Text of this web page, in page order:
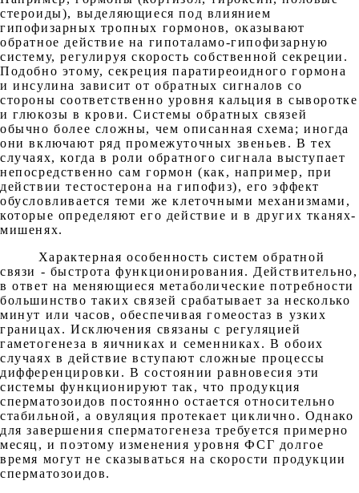
стероиды), выделяющиеся под влиянием
гипофизарных тропных гормонов, оказывают
обратное действие на гипоталамо-гипофизарную
систему, регулируя скорость собственной секреции.
Подобно этому, секреция паратиреоидного гормона
и инсулина зависит от обратных сигналов со
стороны соответственно уровня кальция в сыворотке
и глюкозы в крови. Системы обратных связей
обычно более сложны, чем описанная схема; иногда
они включают ряд промежуточных звеньев. В тех
случаях, когда в роли обратного сигнала выступает
непосредственно сам гормон (как, например, при
действии тестостерона на гипофиз), его эффект
обусловливается теми же клеточными механизмами,
которые определяют его действие и в других тканях-
мишенях.
Характерная особенность систем обратной
связи - быстрота функционирования. Действительно,
в ответ на меняющиеся метаболические потребности
большинство таких связей срабатывает за несколько
минут или часов, обеспечивая гомеостаз в узких
границах. Исключения связаны с регуляцией
гаметогенеза в яичниках и семенниках. В обоих
случаях в действие вступают сложные процессы
дифференцировки. В состоянии равновесия эти
системы функционируют так, что продукция
сперматозоидов постоянно остается относительно
стабильной, а овуляция протекает циклично. Однако
для завершения сперматогенеза требуется примерно
месяц, и поэтому изменения уровня ФСГ долгое
время могут не сказываться на скорости продукции
сперматозоидов.